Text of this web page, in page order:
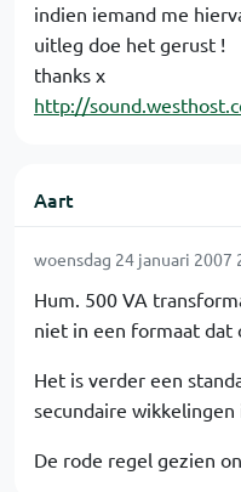
indien iemand me
uitleg doe het gerust !
thanks x
http://
Aart
woensdag 24 januari 2007
Hum. 500 VA
niet in een formaat dat
Het is verder een
secundaire
De rode regel gezien